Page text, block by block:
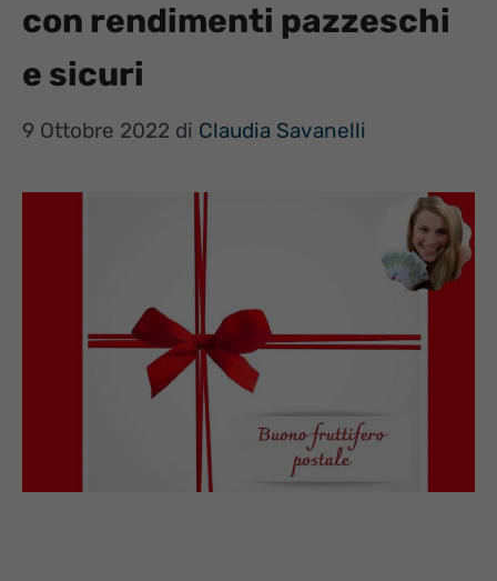
con rendimenti pazzeschi
e sicuri
9 Ottobre 2022 di Claudia Savanelli